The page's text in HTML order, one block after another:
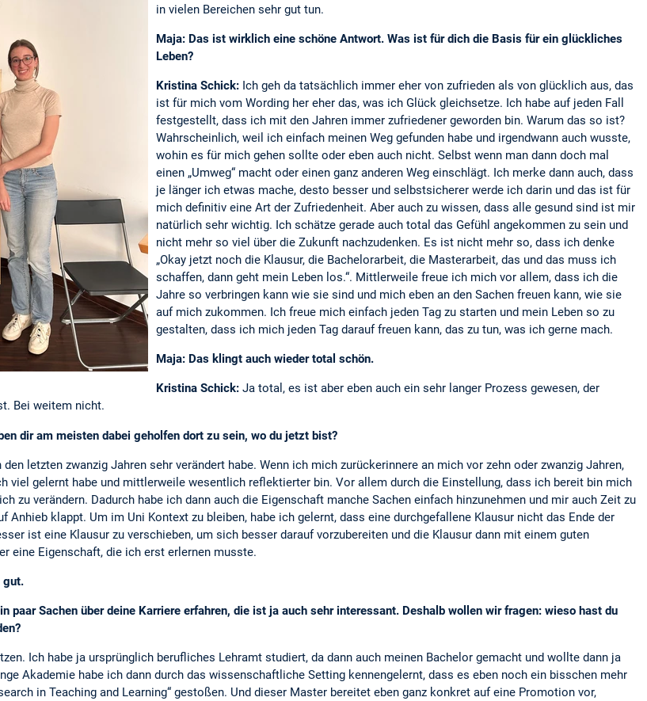
in vielen Bereichen sehr gut tun.
Maja: Das ist wirklich eine schöne Antwort. Was ist für dich die Basis für ein glückliches
Leben?
Kristina Schick: Ich geh da tatsächlich immer eher von zufrieden als von glücklich aus, das
ist für mich vom Wording her eher das, was ich Glück gleichsetze. Ich habe auf jeden Fall
festgestellt, dass ich mit den Jahren immer zufriedener geworden bin. Warum das so ist?
Wahrscheinlich, weil ich einfach meinen Weg gefunden habe und irgendwann auch wusste,
wohin es für mich gehen sollte oder eben auch nicht. Selbst wenn man dann doch mal
einen „Umweg“ macht oder einen ganz anderen Weg einschlägt. Ich merke dann auch, dass
je länger ich etwas mache, desto besser und selbstsicherer werde ich darin und das ist für
mich definitiv eine Art der Zufriedenheit. Aber auch zu wissen, dass alle gesund sind ist mir
natürlich sehr wichtig. Ich schätze gerade auch total das Gefühl angekommen zu sein und
nicht mehr so viel über die Zukunft nachzudenken. Es ist nicht mehr so, dass ich denke
„Okay jetzt noch die Klausur, die Bachelorarbeit, die Masterarbeit, das und das muss ich
schaffen, dann geht mein Leben los.“. Mittlerweile freue ich mich vor allem, dass ich die
Jahre so verbringen kann wie sie sind und mich eben an den Sachen freuen kann, wie sie
auf mich zukommen. Ich freue mich einfach jeden Tag zu starten und mein Leben so zu
gestalten, dass ich mich jeden Tag darauf freuen kann, das zu tun, was ich gerne mach.
Maja: Das klingt auch wieder total schön.
Kristina Schick: Ja total, es ist aber eben auch ein sehr langer Prozess gewesen, der
Bei weitem nicht.
dir am meisten dabei geholfen dort zu sein, wo du jetzt bist?
letzten zwanzig Jahren sehr verändert habe. Wenn ich mich zurückerinnere an mich vor zehn oder zwanzig Jahren,
viel gelernt habe und mittlerweile wesentlich reflektierter bin. Vor allem durch die Einstellung, dass ich bereit bin mich
zu verändern. Dadurch habe ich dann auch die Eigenschaft manche Sachen einfach hinzunehmen und mir auch Zeit zu
Anhieb klappt. Um im Uni Kontext zu bleiben, habe ich gelernt, dass eine durchgefallene Klausur nicht das Ende der
ist eine Klausur zu verschieben, um sich besser darauf vorzubereiten und die Klausur dann mit einem guten
eine Eigenschaft, die ich erst erlernen musste.
gut.
paar Sachen über deine Karriere erfahren, die ist ja auch sehr interessant. Deshalb wollen wir fragen: wieso hast du
Ich habe ja ursprünglich berufliches Lehramt studiert, da dann auch meinen Bachelor gemacht und wollte dann ja
Akademie habe ich dann durch das wissenschaftliche Setting kennengelernt, dass es eben noch ein bisschen mehr
in Teaching and Learning“ gestoßen. Und dieser Master bereitet eben ganz konkret auf eine Promotion vor,